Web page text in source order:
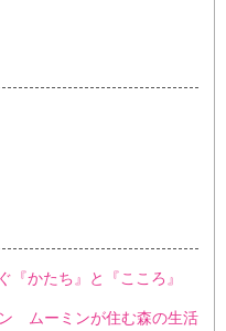
かたち』と『こころ』
ムーミンが住む森の生活